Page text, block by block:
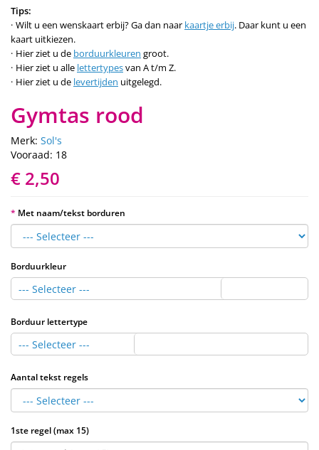
Tips:
Wilt u een wenskaart erbij? Ga dan naar kaartje erbij. Daar kunt u een
kaart uitkiezen.
Hier ziet u de borduurkleuren groot.
Hier ziet u alle lettertypesvan A t/m Z.
Hier ziet u de levertijden uitgelegd.
Gymtas rood
Merk: Sol's
Vooraad: 18
€ 2,50
Met naam/tekst borduren
Borduurkleur
--- Selecteer ---
Borduur lettertype
--- Selecteer ---
Aantal tekst regels
1ste regel (max 15)